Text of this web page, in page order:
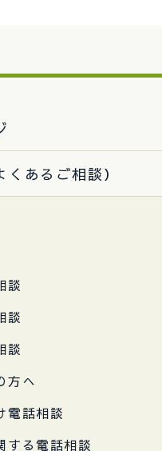
あるご相談）
談
談
談
方へ
電話相談
する電話相談